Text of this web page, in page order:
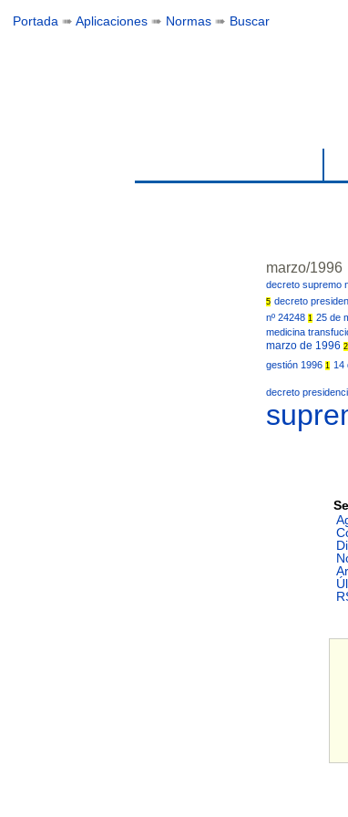
Portada ➠Aplicaciones ➠ Normas ➠ Buscar
marzo/1996
decreto supremo
5 decreto
nº 24248 1 25 de
medicina
marzo de 1996 2
gestión 1996 1 14
decreto